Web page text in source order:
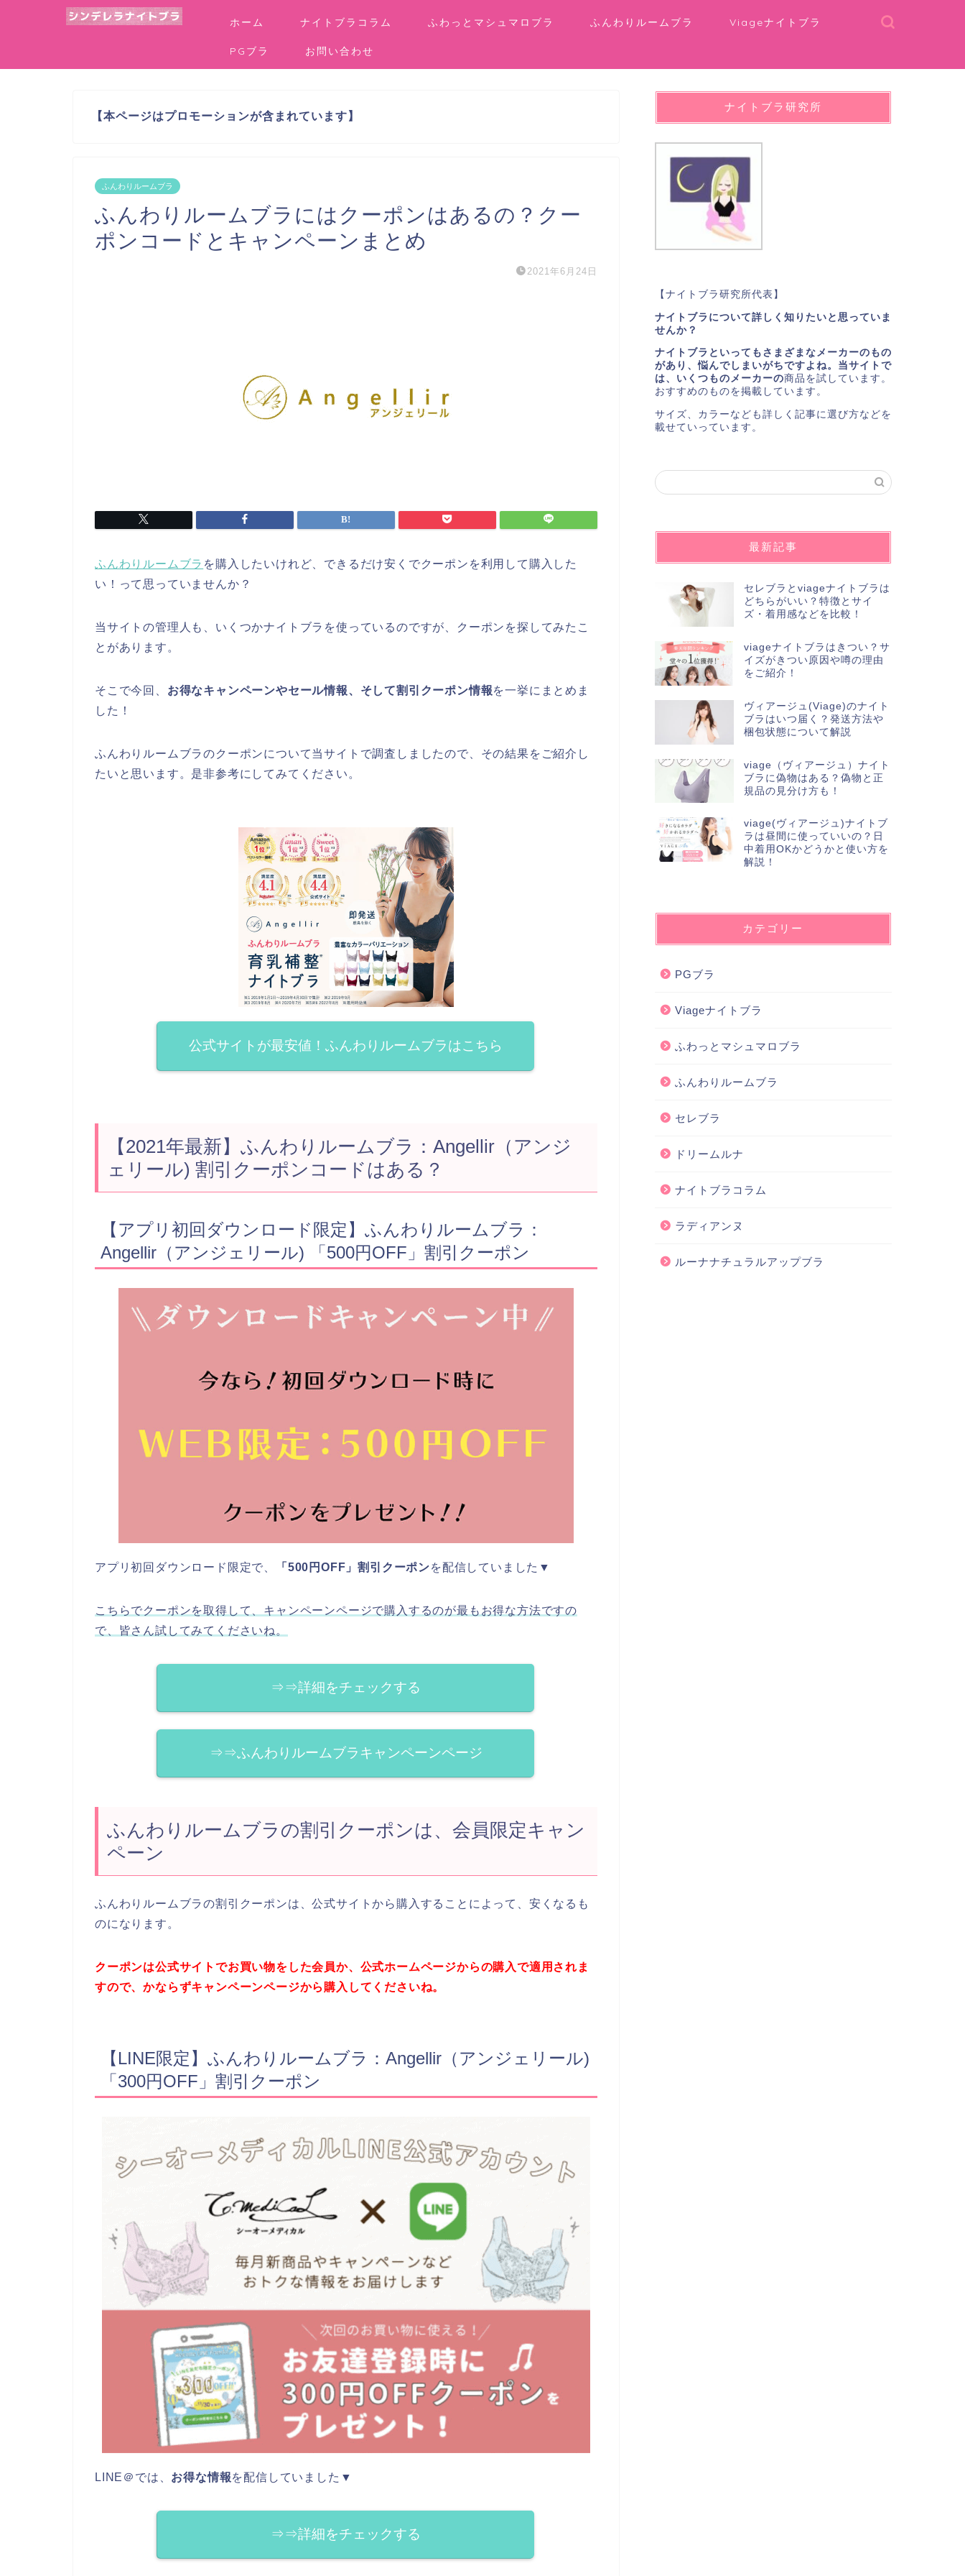
ホーム ナイトブラコラム ふわっとマシュマロブラ ふんわりルームブラ Viageナイトブラ
PGブラ お問い合わせ
【本ページはプロモーションが含まれています】
ふんわりルームブラ
ふんわりルームブラにはクーポンはあるの？クー
ポンコードとキャンペーンまとめ
2021年6月24日
ふんわりルームブラ を購入したいけれど、できるだけ安くでクーポンを利用して購入した
い！って思っていませんか？
当サイトの管理人も、いくつかナイトブラを使っているのですが、クーポンを探してみたこ
とがあります。
そこで今回、 お得なキャンペーンやセール情報、そして割引クーポン情報を一挙にまとめま
した！
ふんわりルームブラのクーポンについて当サイトで調査しましたので、その結果をご紹介し
たいと思います。是非参考にしてみてください。
公式サイトが最安値！ふんわりルームブラはこちら
【2021年最新】ふんわりルームブラ：Angellir（アンジ
ェリール) 割引クーポンコードはある？
【アプリ初回ダウンロード限定】ふんわりルームブラ：
Angellir（アンジェリール) 「500円OFF」割引クーポン
アプリ初回ダウンロード限定で、 「500円OFF」割引クーポンを配信していました▼
こちらでクーポンを取得して、キャンペーンページで購入するのが最もお得な方法ですの
で、皆さん試してみてくださいね。
⇒⇒詳細をチェックする
⇒⇒ふんわりルームブラキャンペーンページ
ふんわりルームブラの割引クーポンは、会員限定キャン
ペーン
ふんわりルームブラの割引クーポンは、公式サイトから購入することによって、安くなるも
のになります。
クーポンは公式サイトでお買い物をした会員か、公式ホームページからの購入で適用されま
すので、かならずキャンペーンページから購入してくださいね。
【LINE限定】ふんわりルームブラ：Angellir（アンジェリール)
「300円OFF」割引クーポン
LINE＠では、 お得な情報を配信していました▼
⇒⇒詳細をチェックする
ナイトブラ研究所
【ナイトブラ研究所代表】
ナイトブラについて詳しく知りたいと思っていま
せんか？
ナイトブラといってもさまざまなメーカーのもの
があり、悩んでしまいがちですよね。当サイトで
は、いくつものメーカーの商品を試しています。
おすすめのものを掲載しています。
サイズ、カラーなども詳しく記事に選び方などを
載せていっています。
最新記事
セレブラとviageナイトブラは
どちらがいい？特徴とサイ
ズ・着用感などを比較！
viageナイトブラはきつい？サ
イズがきつい原因や噂の理由
をご紹介！
ヴィアージュ(Viage)のナイト
ブラはいつ届く？発送方法や
梱包状態について解説
viage（ヴィアージュ）ナイト
ブラに偽物はある？偽物と正
規品の見分け方も！
viage(ヴィアージュ)ナイトブ
ラは昼間に使っていいの？日
中着用OKかどうかと使い方を
解説！
カテゴリー
PGブラ
Viageナイトブラ
ふわっとマシュマロブラ
ふんわりルームブラ
セレブラ
ドリームルナ
ナイトブラコラム
ラディアンヌ
ルーナナチュラルアップブラ